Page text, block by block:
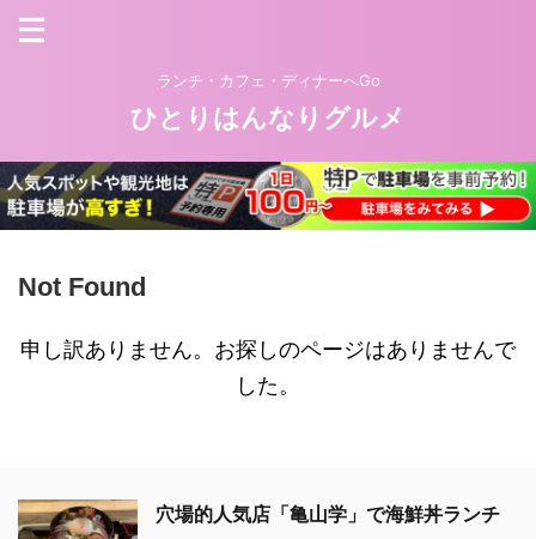
ランチ・カフェ・ディナーへGo
ひとりはんなりグルメ
Not Found
申し訳ありません。お探しのページはありませんで
した。
穴場的人気店「亀山学」で海鮮丼ランチ